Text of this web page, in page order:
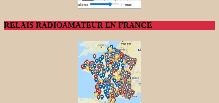
RELAIS RADIOAMATEUR EN FRANCE